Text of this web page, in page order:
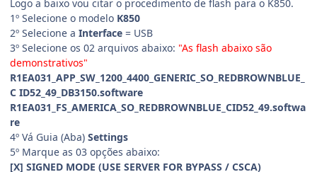
Logo a baixo vou citar o procedimento de flash para o K850.
1º Selecione o modelo K850
2º Selecione a Interface = USB
3º Selecione os 02 arquivos abaixo: "As flash abaixo são
demonstrativos"
R1EA031_APP_SW_1200_4400_GENERIC_SO_REDBROWNBLUE_
C ID52_49_DB3150.software
R1EA031_FS_AMERICA_SO_REDBROWNBLUE_CID52_49.softwa
re
4º Vá Guia (Aba) Settings
5º Marque as 03 opções abaixo:
[X] SIGNED MODE (USE SERVER FOR BYPASS / CSCA)